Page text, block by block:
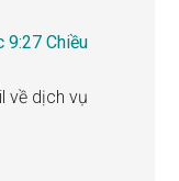
9:27 Chiều
về dịch vụ